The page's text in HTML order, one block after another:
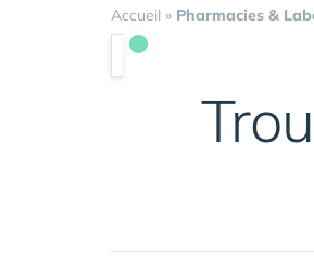
Accueil » Pharmacies &